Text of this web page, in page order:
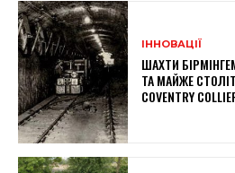
ІННОВАЦІЇ
ШАХТИ
ТА МАЙЖЕ
COVENTRY